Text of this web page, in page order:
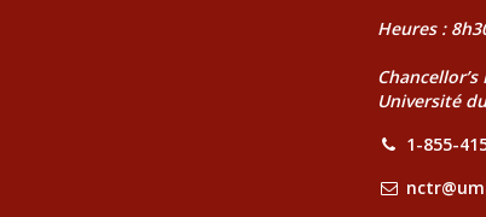
Heures :
Université
1-855-